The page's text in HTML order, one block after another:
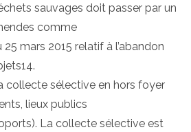
sauvages doit passer par un
comme
25 mars 2015 relatif à l’abandon
collecte sélective en hors foyer
lieux publics
La collecte sélective est